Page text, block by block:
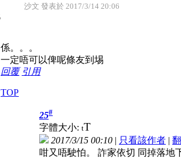
沙文 發表於 2017/3/14 20:06
係。。。
一定唔可以俾呢條友到埸
回覆 引用
TOP
25#
字體大小: tT
2017/3/15 00:10 | 只看該作者 |
咁又唔駛怕。 詐家依切 同掉落地